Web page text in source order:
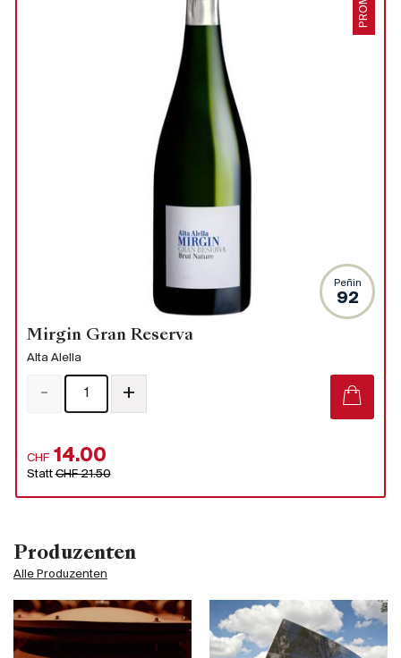
Produzenten
Alle Produzenten
Peñin
92
Mirgin Gran Reserva
Alta Alella
CHF 14.00
StattCHF 21.50
- +